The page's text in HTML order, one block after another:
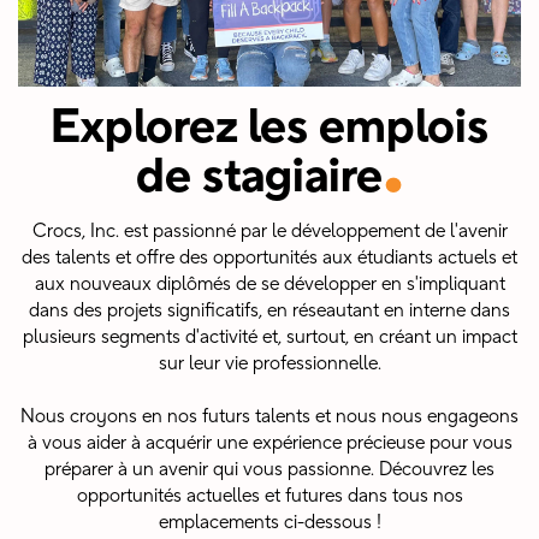
Explorez les emplois
de stagiaire.
Crocs, Inc. est passionné par le développement de l'avenir
des talents et offre des opportunités aux étudiants actuels et
aux nouveaux diplômés de se développer en s'impliquant
dans des projets significatifs, en réseautant en interne dans
plusieurs segments d'activité et, surtout, en créant un impact
sur leur vie professionnelle.
Nous croyons en nos futurs talents et nous nous engageons
à vous aider à acquérir une expérience précieuse pour vous
préparer à un avenir qui vous passionne. Découvrez les
opportunités actuelles et futures dans tous nos
emplacements ci-dessous !